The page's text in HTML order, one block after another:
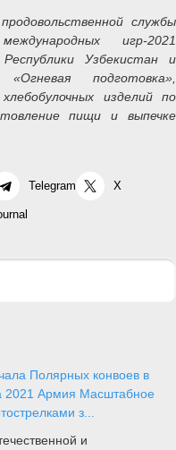
службы
игр-2021
Узбекистан и
подготовка»,
изделий по
пищи и выпечке
Telegram X
Полярных конвоев в
2021 Армия Масштабное
з...
и